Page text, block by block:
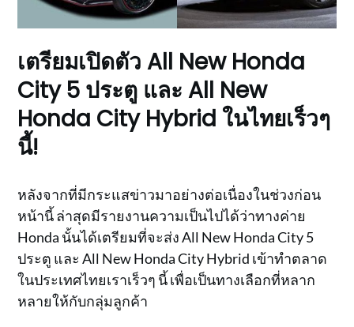
เตรียมเปิดตัว All New Honda
City 5 ประตู และ All New
Honda City Hybrid ในไทยเร็วๆ
นี้!
หลังจากที่มีกระแสข่าวมาอย่างต่อเนื่องในช่วงก่อน
หน้านี้ ล่าสุดมีรายงานความเป็นไปได้ว่าทางค่าย
Honda นั้นได้เตรียมที่จะส่ง All New Honda City 5
ประตู และ All New Honda City Hybrid เข้าทำตลาด
ในประเทศไทยเราเร็วๆ นี้ เพื่อเป็นทางเลือกที่หลาก
หลายให้กับกลุ่มลูกค้า